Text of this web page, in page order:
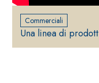
Commerciali
Una linea di
e speciali inerti